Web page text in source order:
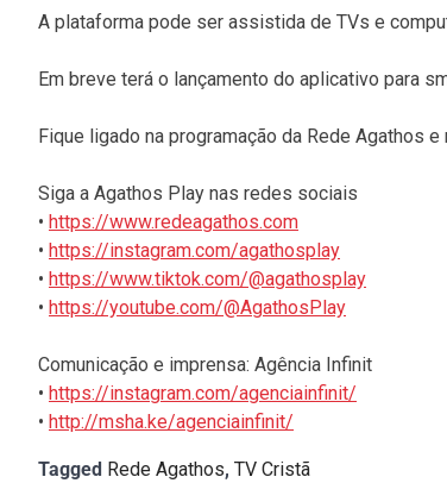
A plataforma pode ser assistida de TVs e
Em breve terá o lançamento do aplicativo para
Fique ligado na programação da Rede Agathos
Siga a Agathos Play nas redes sociais
• https://www.redeagathos.com
• https://instagram.com/agathosplay
• https://www.tiktok.com/@agathosplay
• https://youtube.com/@AgathosPlay
Comunicação e imprensa: Agência Infinit
• https://instagram.com/agenciainfinit/
• http://msha.ke/agenciainfinit/
Tagged Rede Agathos, TV Cristã